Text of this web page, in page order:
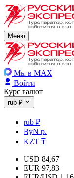
Меню
Мы в MAX
Войти
Курс валют
rub ₽
rub ₽
ByN р.
KZT ₸
USD 84,67
EUR 97,83